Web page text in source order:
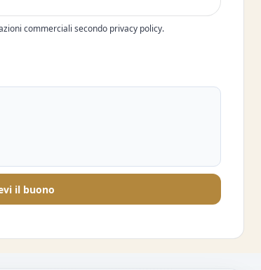
commerciali secondo privacy policy.
il buono